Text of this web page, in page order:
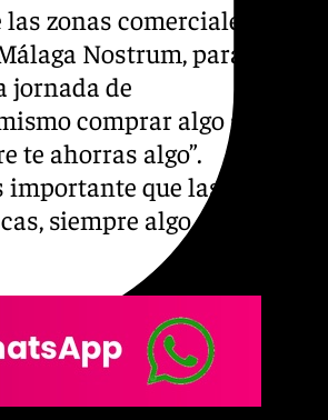
zonas comerciales
Nostrum, para
jornada de
comprar algo a
te ahorras algo”.
importante que las
siempre algo